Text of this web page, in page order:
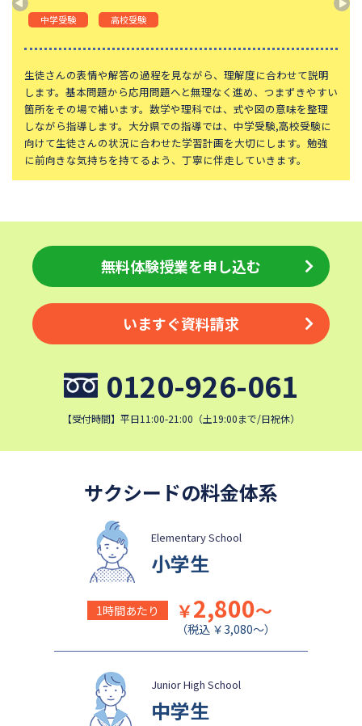
頌栄女子学院中学校
東山中学校
山手学院中学校
函館ラ・サール中学校
城北中学校
神奈川大学附属中学校
大宮開成中学校
大妻中学校
滝中学校
土佐中学校
國學院大學久我山中学校
江戸川学園取手中学校
山脇学園中学校
中央大学附属中学校
桐蔭学園中等教育学校
昭和女子大学附属昭和中学校
細田学園中学校
成城中学校
青稜中学校
麗澤中学校
同志社香里中学校
関東学院中学校
帝塚山学院中学校
かえつ有明中学校
浦和ルーテル学院中学校
昭和学院中学校
鎌倉女学院中学校
カリタス女子中学校
西武学園文理中学校
東京電機大学中学校
盛岡白百合学園中学校
中学受験 高校受験
生徒さんの表情や解答の過程を見ながら、理解度に合わせて説明
します。基本問題から応用問題へと無理なく進め、つまずきやすい
箇所をその場で補います。数学や理科では、式や図の意味を整理
しながら指導します。大分県での指導では、中学受験,高校受験に
向けて生徒さんの状況に合わせた学習計画を大切にします。勉強
に前向きな気持ちを持てるよう、丁寧に伴走していきます。
無料体験授業を申し込む
いますぐ資料請求
0120-926-061
【受付時間】平日11:00-21:00（土19:00まで/日祝休）
サクシードの料金体系
Elementary School
小学生
1時間あたり ￥2,800～
（税込 ￥3,080～）
Junior High School
中学生